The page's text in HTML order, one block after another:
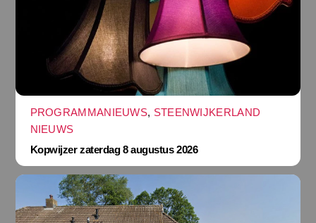
PROGRAMMANIEUWS, STEENWIJKERLAND
NIEUWS
Kopwijzer zaterdag 8 augustus 2026